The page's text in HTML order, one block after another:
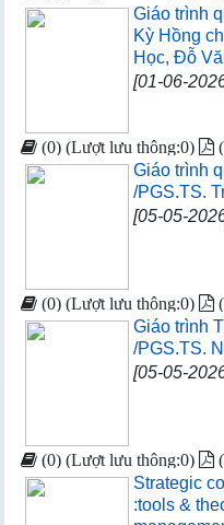
Giáo trình
Kỳ Hồng
Học, Đỗ
[01-06-
(0) (Lượt lưu thông:0)
Giáo trình
/PGS.TS.
[05-05-
(0) (Lượt lưu thông:0)
Giáo trình
/PGS.TS.
[05-05-
(0) (Lượt lưu thông:0)
Strategic
:tools &